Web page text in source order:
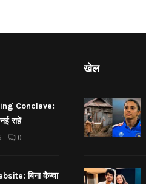
Conclave:
राहें
0
बिना कैप्चा
खेल